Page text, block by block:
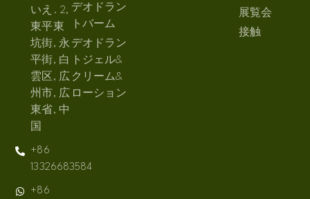
いえ. 2,
東平東
坑街, 永
平街, 白
雲区, 広
州市, 広
東省, 中
国
+86
13326683584
+86
デオドラン
トバーム
デオドラン
トジェル&
クリーム&
ローション
展覧会
接触